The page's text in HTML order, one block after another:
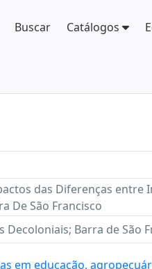
Buscar Catálogos
das Diferenças entre
De São Francisco
Barra de São
em educação,